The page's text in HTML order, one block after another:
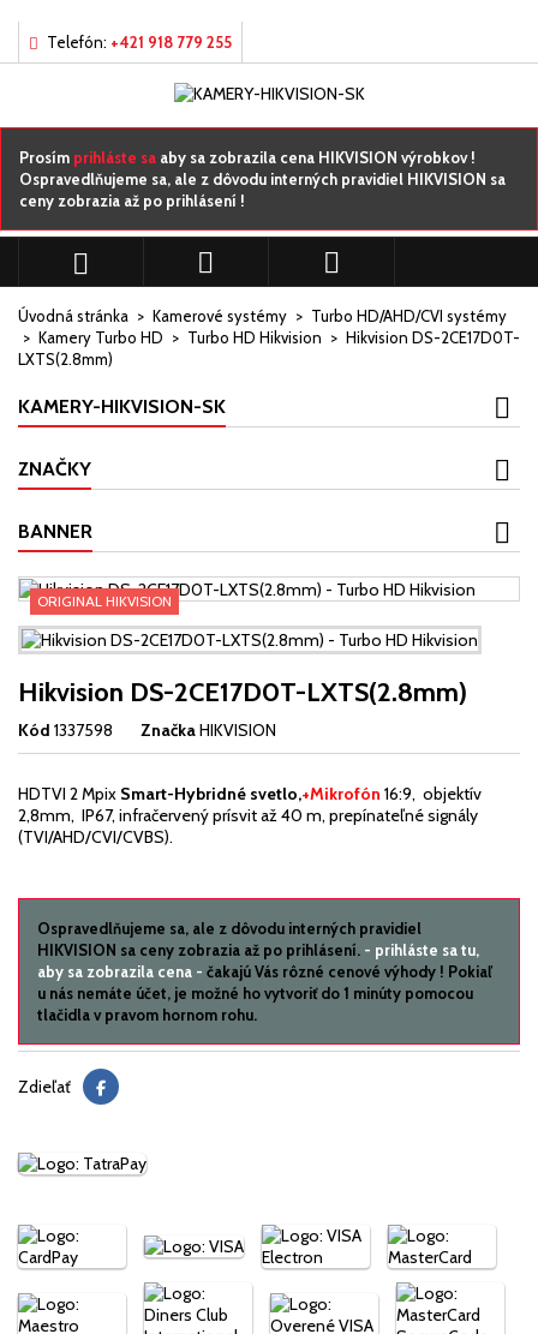
Telefón: +421 918 779 255
Prosím prihláste sa aby sa zobrazila cena HIKVISION výrobkov !
Ospravedlňujeme sa, ale z dôvodu interných pravidiel HIKVISION sa
ceny zobrazia až po prihlásení !
  
Úvodná stránka Kamerové systémy
Turbo HD/AHD/CVI systémy
Kamery Turbo HD
Turbo HD Hikvision
Hikvision DS-2CE17D0T-
LXTS(2.8mm)
KAMERY-HIKVISION-SK
ZNAČKY
BANNER
ORIGINAL HIKVISION
Hikvision DS-2CE17D0T-LXTS(2.8mm)
Kód 1337598 ZnačkaHIKVISION
HDTVI 2 Mpix Smart-Hybridné svetlo,+Mikrofón 16:9, objektív
2,8mm, IP67, infračervený prísvit až 40 m, prepínateľné signály
(TVI/AHD/CVI/CVBS).
Ospravedlňujeme sa, ale z dôvodu interných pravidiel
HIKVISION sa ceny zobrazia až po prihlásení. - prihláste sa tu,
aby sa zobrazila cena - čakajú Vás rôzné cenové výhody ! Pokiaľ
u nás nemáte účet, je možné ho vytvoriť do 1 minúty pomocou
tlačidla v pravom hornom rohu.
Zdieľať
Môj zoznamy prianí
add_circle_outline
((title))
((cancelText)) ((createText))
Prihlásiť sa
Musíte byť prihlásený, aby ste si mohli výrobky uložiť do
svojho zoznamu želaní.
((cancelText))